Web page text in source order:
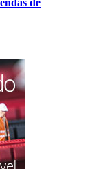
de